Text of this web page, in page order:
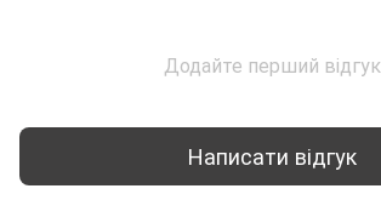
Додайте перший відгук
Написати відгук